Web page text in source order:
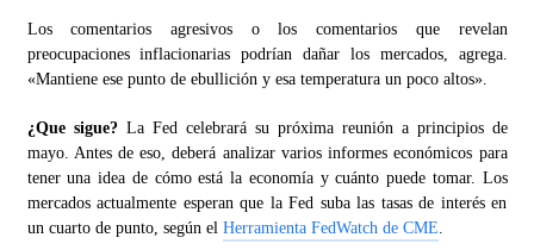
Los comentarios agresivos o los comentarios que revelan
preocupaciones inflacionarias podrían dañar los mercados, agrega.
«Mantiene ese punto de ebullición y esa temperatura un poco altos».
¿Que sigue?La Fed celebrará su próxima reunión a principios de
mayo. Antes de eso, deberá analizar varios informes económicos para
tener una idea de cómo está la economía y cuánto puede tomar. Los
mercados actualmente esperan que la Fed suba las tasas de interés en
un cuarto de punto, según el Herramienta FedWatch de CME